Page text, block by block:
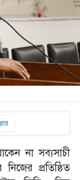
না সব্যসাচী
প্রতিষ্ঠিত